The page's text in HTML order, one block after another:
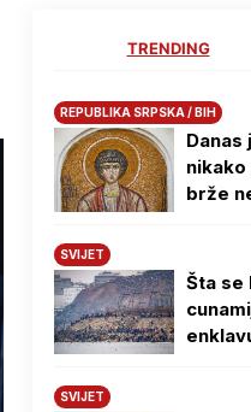
TRENDING
REPUBLIKA SRPSKA / BIH
Danas
brže
SVIJET
Šta se
SVIJET